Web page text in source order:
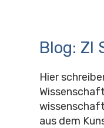
Blog: ZI
Hier
aus dem